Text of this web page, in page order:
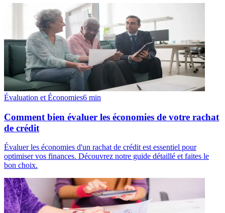
Évaluation et Économies6 min
Comment bien évaluer les économies de votre rachat
de crédit
Évaluer les économies d'un rachat de crédit est essentiel pour
optimiser vos finances. Découvrez notre guide détaillé et faites le
bon choix.